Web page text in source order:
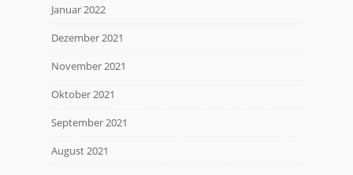
Januar 2022
Dezember 2021
November 2021
Oktober 2021
September 2021
August 2021